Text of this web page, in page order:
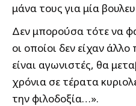
μάνα τους για μία
Δεν μπορούσα τότε να
οι οποίοι δεν είχαν
είναι αγωνιστές, θα
χρόνια σε τέρατα
την φιλοδοξία…».